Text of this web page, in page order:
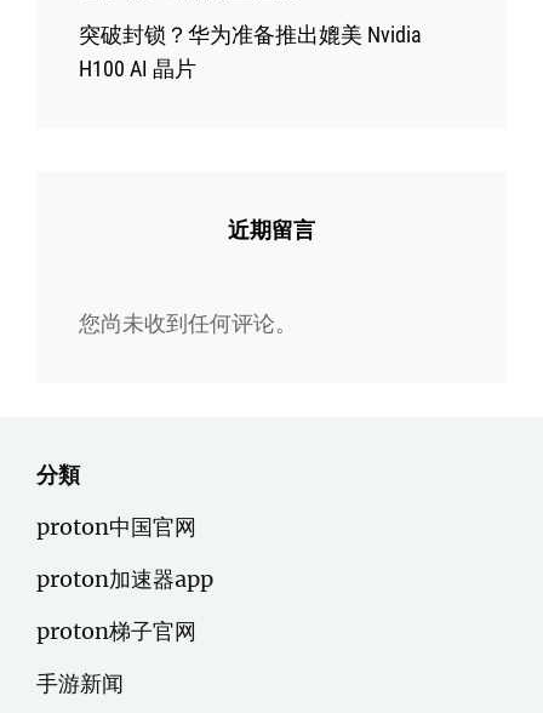
突破封锁？华为准备推出媲美 Nvidia
H100 AI 晶片
近期留言
您尚未收到任何评论。
分類
proton中国官网
proton加速器app
proton梯子官网
手游新闻